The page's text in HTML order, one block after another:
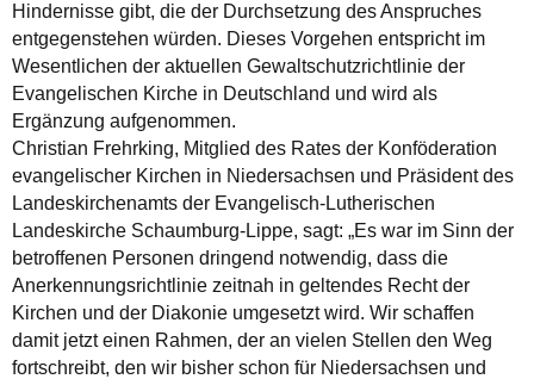
Hindernisse gibt, die der Durchsetzung des Anspruches
entgegenstehen würden. Dieses Vorgehen entspricht im
Wesentlichen der aktuellen Gewaltschutzrichtlinie der
Evangelischen Kirche in Deutschland und wird als
Ergänzung aufgenommen.
Christian Frehrking, Mitglied des Rates der Konföderation
evangelischer Kirchen in Niedersachsen und Präsident des
Landeskirchenamts der Evangelisch-Lutherischen
Landeskirche Schaumburg-Lippe, sagt: „Es war im Sinn der
betroffenen Personen dringend notwendig, dass die
Anerkennungsrichtlinie zeitnah in geltendes Recht der
Kirchen und der Diakonie umgesetzt wird. Wir schaffen
damit jetzt einen Rahmen, der an vielen Stellen den Weg
fortschreibt, den wir bisher schon für Niedersachsen und